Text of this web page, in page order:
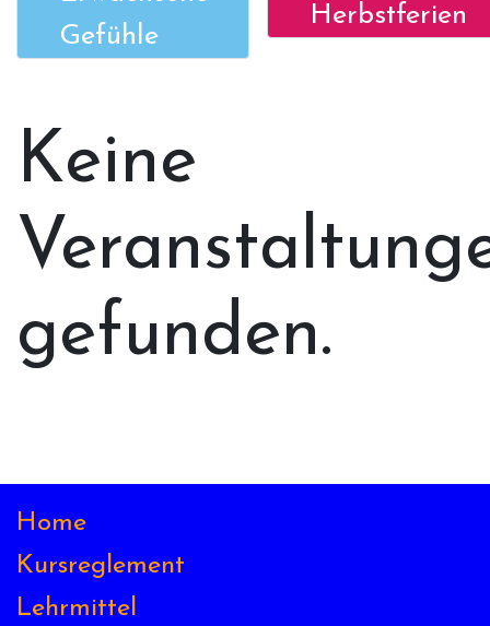
Gefühle
Herbstferien
Keine
gefunden.
Home
Kursreglement
Lehrmittel